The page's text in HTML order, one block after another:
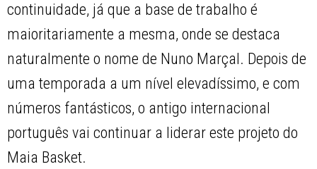
continuidade, já que a base de trabalho é
maioritariamente a mesma, onde se destaca
naturalmente o nome de Nuno Marçal. Depois de
uma temporada a um nível elevadíssimo, e com
números fantásticos, o antigo internacional
português vai continuar a liderar este projeto do
Maia Basket.